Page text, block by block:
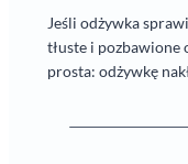
Jeśli odżywka
tłuste i pozbawione
prosta: odżywkę